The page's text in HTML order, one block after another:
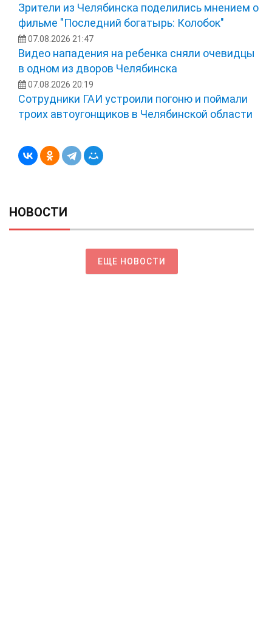
Зрители из Челябинска поделились мнением о
фильме "Последний богатырь: Колобок"
07.08.2026 21:47
Видео нападения на ребенка сняли очевидцы
в одном из дворов Челябинска
07.08.2026 20:19
Сотрудники ГАИ устроили погоню и поймали
троих автоугонщиков в Челябинской области
НОВОСТИ
ЕЩЕ НОВОСТИ